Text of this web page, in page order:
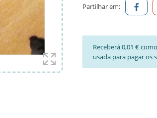
Partilhar em:
Receberá 0,01 €
usada para pagar os